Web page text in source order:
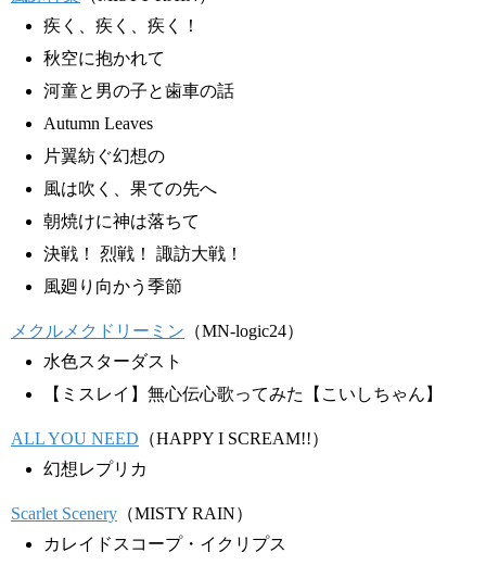
疾く、疾く、疾く！
秋空に抱かれて
河童と男の子と歯車の話
Autumn Leaves
片翼紡ぐ幻想の
風は吹く、果ての先へ
朝焼けに神は落ちて
決戦！ 烈戦！ 諏訪大戦！
風廻り向かう季節
メクルメクドリーミン （MN-logic24）
水色スターダスト
【ミスレイ】無心伝心歌ってみた【こいしちゃん】
ALL YOU NEED （HAPPY I SCREAM!!）
幻想レプリカ
Scarlet Scenery （MISTY RAIN）
カレイドスコープ・イクリプス